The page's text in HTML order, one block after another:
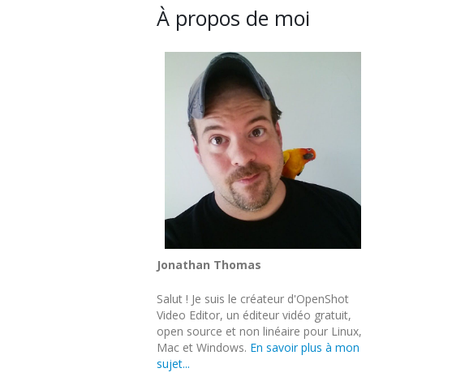
À propos de moi
Jonathan Thomas
Salut ! Je suis le créateur d'OpenShot
Video Editor, un éditeur vidéo gratuit,
open source et non linéaire pour Linux,
Mac et Windows. En savoir plus à mon
sujet...